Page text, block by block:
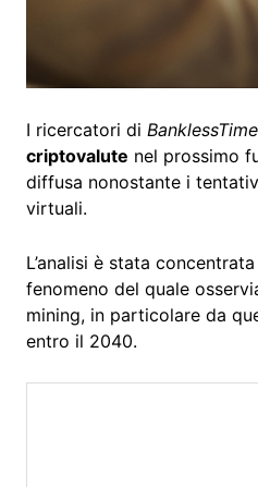
I ricercatori di
criptovalute nel prossimo
diffusa nonostante i
virtuali.
L’analisi è stata
fenomeno del quale
mining, in particolare da
entro il 2040.